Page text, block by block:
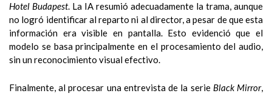
Hotel Budapest. La IA resumió adecuadamente la trama, aunque
no logró identificar al reparto ni al director, a pesar de que esta
información era visible en pantalla. Esto evidenció que el
modelo se basa principalmente en el procesamiento del audio,
sin un reconocimiento visual efectivo.
Finalmente, al procesar una entrevista de la serie Black Mirror,